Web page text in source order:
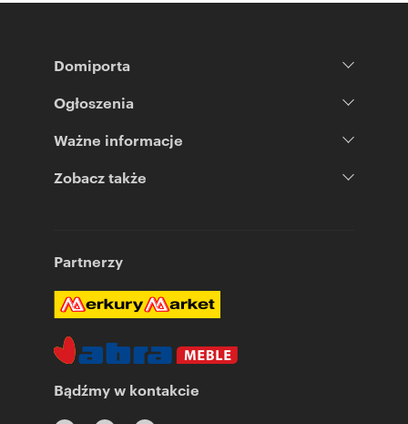
Domiporta
Ogłoszenia
Ważne informacje
Zobacz także
Partnerzy
Bądźmy w kontakcie